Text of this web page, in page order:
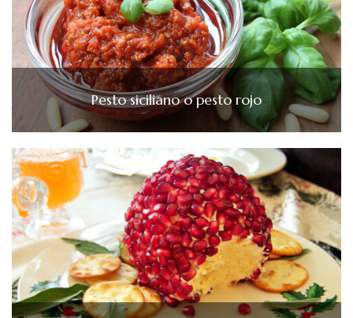
Pesto siciliano o pesto rojo